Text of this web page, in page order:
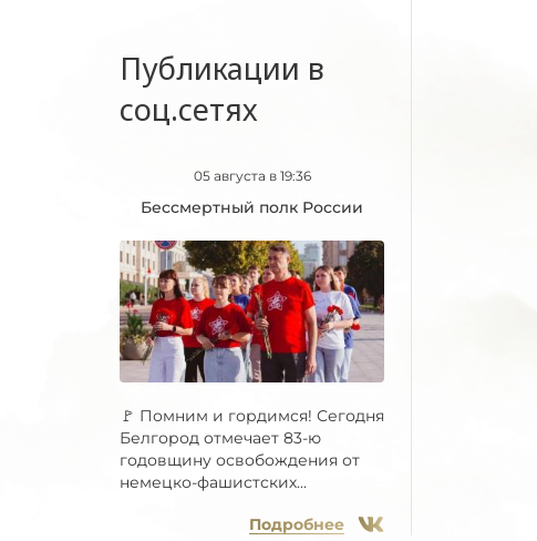
Публикации в
соц.сетях
05 августа в 19:36
Бессмертный полк России
🚩 Помним и гордимся! Сегодня
Белгород отмечает 83-ю
годовщину освобождения от
немецко-фашистских...
Подробнее